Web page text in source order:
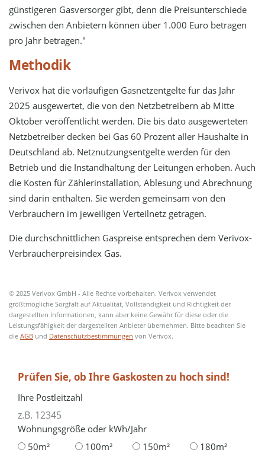
günstigeren Gasversorger gibt, denn die Preisunterschiede
zwischen den Anbietern können über 1.000 Euro betragen
pro Jahr betragen."
Methodik
Verivox hat die vorläufigen Gasnetzentgelte für das Jahr
2025 ausgewertet, die von den Netzbetreibern ab Mitte
Oktober veröffentlicht werden. Die bis dato ausgewerteten
Netzbetreiber decken bei Gas 60 Prozent aller Haushalte in
Deutschland ab. Netznutzungsentgelte werden für den
Betrieb und die Instandhaltung der Leitungen erhoben. Auch
die Kosten für Zählerinstallation, Ablesung und Abrechnung
sind darin enthalten. Sie werden gemeinsam von den
Verbrauchern im jeweiligen Verteilnetz getragen.
Die durchschnittlichen Gaspreise entsprechen dem Verivox-
Verbraucherpreisindex Gas.
© 2025 Verivox GmbH - Alle Rechte vorbehalten. Verivox verwendet
größtmögliche Sorgfalt auf Aktualität, Vollständigkeit und Richtigkeit der
dargestellten Informationen, kann aber keine Gewähr für diese oder die
Leistungsfähigkeit der dargestellten Anbieter übernehmen. Bitte beachten Sie
dieAGB und Datenschutzbestimmungen von Verivox.
Prüfen Sie, ob Ihre Gaskosten zu hoch sind!
Ihre Postleitzahl
Wohnungsgröße oder kWh/Jahr
50m²
100m² 150m²
180m²